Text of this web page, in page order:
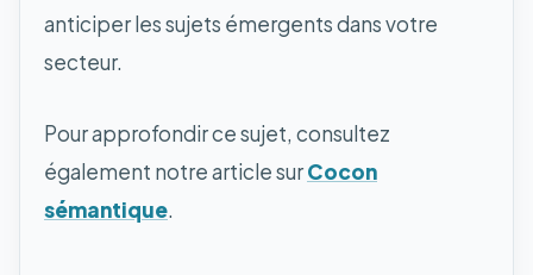
anticiper les sujets émergents dans votre
secteur.
Pour approfondir ce sujet, consultez
également notre article surCocon
sémantique.